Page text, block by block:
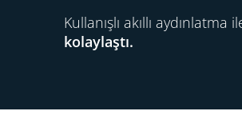
Kullanışlı akıllı aydınlatma
kolaylaştı.